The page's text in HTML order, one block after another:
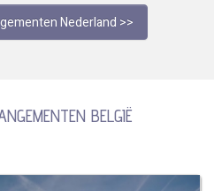
Nederland >>
BELGIË